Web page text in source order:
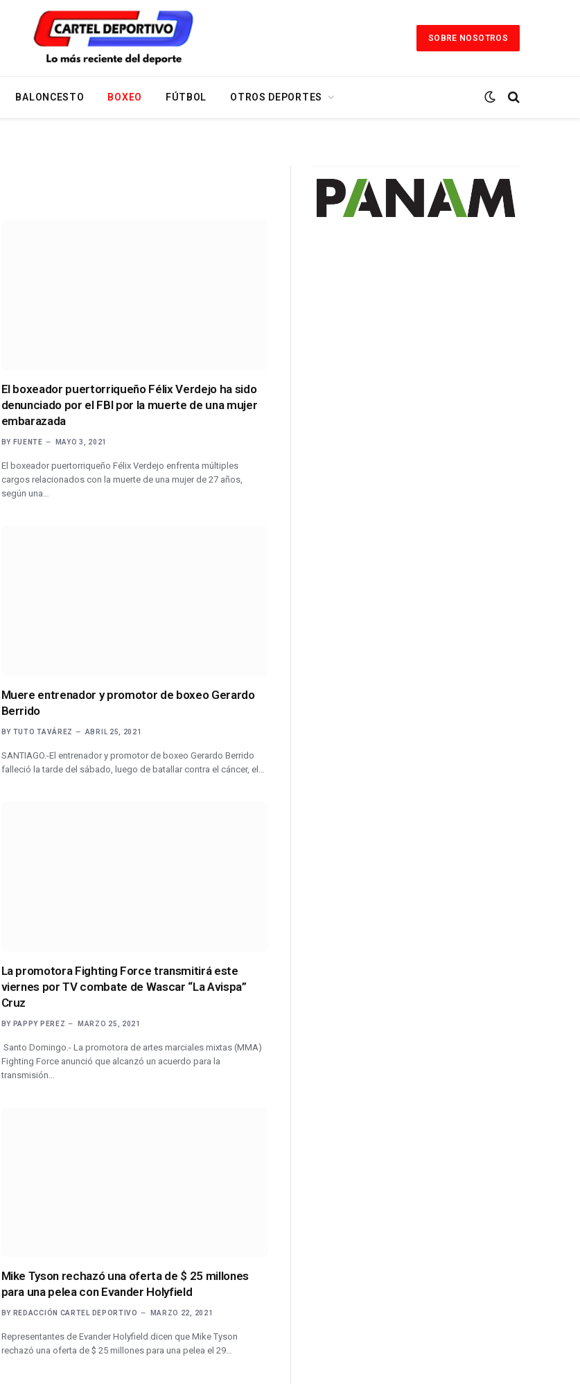
SOBRE NOSOTROS
BALONCESTO BOXEO FÚTBOL OTROS DEPORTES
El boxeador puertorriqueño Félix Verdejo ha sido
denunciado por el FBI por la muerte de una mujer
embarazada
BY FUENTE MAYO 3, 2021
El boxeador puertorriqueño Félix Verdejo enfrenta múltiples
cargos relacionados con la muerte de una mujer de 27 años,
según una…
Muere entrenador y promotor de boxeo Gerardo
Berrido
BY TUTO TAVÁREZ ABRIL 25, 2021
SANTIAGO.-El entrenador y promotor de boxeo Gerardo Berrido
falleció la tarde del sábado, luego de batallar contra el cáncer, el…
La promotora Fighting Force transmitirá este
viernes por TV combate de Wascar “La Avispa”
Cruz
BY PAPPY PEREZ MARZO 25, 2021
Santo Domingo.- La promotora de artes marciales mixtas (MMA)
Fighting Force anunció que alcanzó un acuerdo para la
transmisión…
Mike Tyson rechazó una oferta de $ 25 millones
para una pelea con Evander Holyfield
BY REDACCIÓN CARTEL DEPORTIVO MARZO 22, 2021
Representantes de Evander Holyfield dicen que Mike Tyson
rechazó una oferta de $ 25 millones para una pelea el 29…